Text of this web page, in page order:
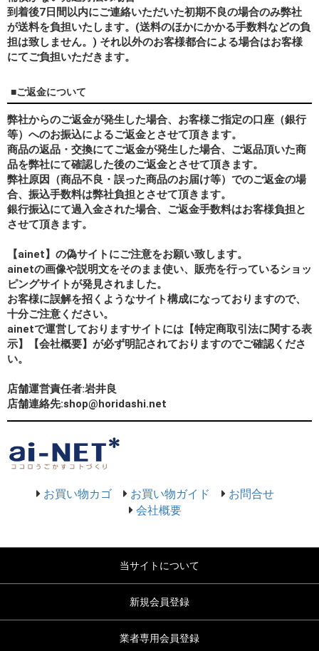
到着後7日間以内にご連絡いただいた初期不良の場合のみ弊社
が送料を負担いたします。(送料のほかにかかる手数料などの負
担は致しません。) それ以外のお客様都合による場合はお客様
にてご負担いただきます。
■ご返金について
弊社からのご返金が発生した場合、お客様ご指定の口座（銀行
等）へのお振込によるご返金とさせて頂きます。
商品の返品・交換にてご返金が発生した場合、ご返品頂いた商
品を弊社にて確認した後のご返金とさせて頂きます。
弊社原因（商品不良・誤った商品のお届け等）でのご返金の場
合、振込手数料は弊社負担とさせて頂きます。
銀行振込にて過入金された場合、ご返金手数料はお客様負担と
させて頂きます。
【ainet】の偽サイトにご注意をお願い致します。
ainetの画像や説明文をそのまま使い、販売を行っているショッ
ピングサイトが発見されました。
お客様に誤解を招くようなサイト構成になっておりますので、
十分ご注意ください。
ainetで運営しておりますサイトには【特定商取引法に関する表
示】【会社概要】が必ず明記されておりますのでご確認くださ
い。
店舗運営責任者:岩井良
店舗連絡先:shop@horidashi.net
お買い物カゴ お買い物ガイド
お問合せ
会社概要
当サイトについて
新規会員登録
業者専用会員登録